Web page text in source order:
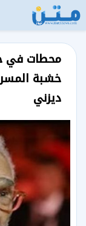
محطات في
خشبة
ديزني